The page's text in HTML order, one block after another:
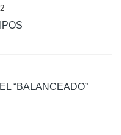
“BALANCEADO”